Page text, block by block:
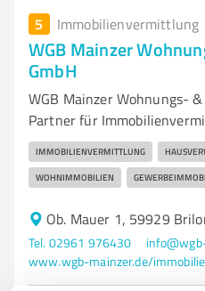
5 Immobilienvermittlung
WGB Mainzer
GmbH
WGB Mainzer Wohnungs-
Partner für
IMMOBILIENVERMITTLUNG
WOHNIMMOBILIEN
Ob. Mauer 1, 59929
Tel. 02961 976430
www.wgb-mainzer.de/